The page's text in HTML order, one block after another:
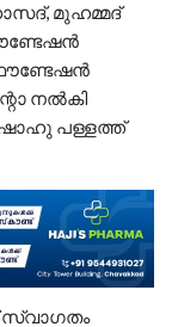
മുഹമ്മദ്
നൽകി
പള്ളത്ത്